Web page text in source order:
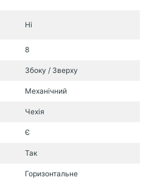
Ні
8
Збоку / Зверху
Механічний
Чехія
Є
Так
Горизонтальне